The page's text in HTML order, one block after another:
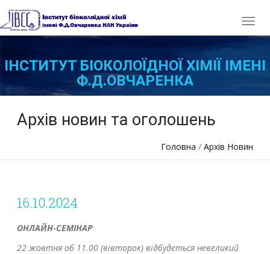
ІНСТИТУТ БІОКОЛОЇДНОЇ ХІМІЇ ІМЕНІ
Ф.Д.ОВЧАРЕНКА
Архів новин та оголошень
Головна /Архів Новин
16.10.2024
ОНЛАЙН-СЕМІНАР
22 жовтня об 11.00 (вівторок) відбудеться невеликий